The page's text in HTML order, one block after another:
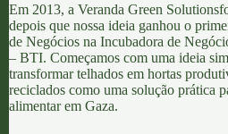
Em 2013, a Veranda Green Solutions
depois que nossa ideia ganhou o
de Negócios na Incubadora de
– BTI. Começamos com uma ideia
transformar telhados em hortas
reciclados como uma solução prática
alimentarem Gaza.